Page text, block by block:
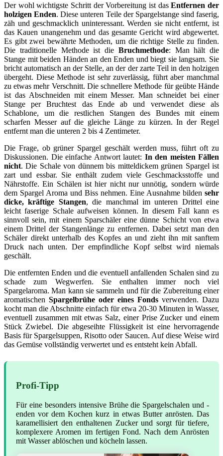
Der wohl wichtigste Schritt der Vorbereitung ist dasEntfernen der
holzigen Enden. Diese unteren Teile der Spargelstange sind faserig,
zäh und geschmacklich uninteressant. Werden sie nicht entfernt, ist
das Kauen unangenehm und das gesamte Gericht wird abgewertet.
Es gibt zwei bewährte Methoden, um die richtige Stelle zu finden.
Die traditionelle Methode ist die Bruchmethode: Man hält die
Stange mit beiden Händen an den Enden und biegt sie langsam. Sie
bricht automatisch an der Stelle, an der der zarte Teil in den holzigen
übergeht. Diese Methode ist sehr zuverlässig, führt aber manchmal
zu etwas mehr Verschnitt. Die schnellere Methode für geübte Hände
ist das Abschneiden mit einem Messer. Man schneidet bei einer
Stange per Bruchtest das Ende ab und verwendet diese als
Schablone, um die restlichen Stangen des Bundes mit einem
scharfen Messer auf die gleiche Länge zu kürzen. In der Regel
entfernt man die unteren 2 bis 4 Zentimeter.
Die Frage, ob grüner Spargel geschält werden muss, führt oft zu
Diskussionen. Die einfache Antwort lautet: In den meisten Fällen
nicht. Die Schale von dünnem bis mitteldickem grünen Spargel ist
zart und essbar. Sie enthält zudem viele Geschmacksstoffe und
Nährstoffe. Ein Schälen ist hier nicht nur unnötig, sondern würde
dem Spargel Aroma und Biss nehmen. Eine Ausnahme bilden sehr
dicke, kräftige Stangen, die manchmal im unteren Drittel eine
leicht faserige Schale aufweisen können. In diesem Fall kann es
sinnvoll sein, mit einem Sparschäler eine dünne Schicht von etwa
einem Drittel der Stangenlänge zu entfernen. Dabei setzt man den
Schäler direkt unterhalb des Kopfes an und zieht ihn mit sanftem
Druck nach unten. Der empfindliche Kopf selbst wird niemals
geschält.
Die entfernten Enden und die eventuell anfallenden Schalen sind zu
schade zum Wegwerfen. Sie enthalten immer noch viel
Spargelaroma. Man kann sie sammeln und für die Zubereitung einer
aromatischen Spargelbrühe oder eines Fonds verwenden. Dazu
kocht man die Abschnitte einfach für etwa 20-30 Minuten in Wasser,
eventuell zusammen mit etwas Salz, einer Prise Zucker und einem
Stück Zwiebel. Die abgeseihte Flüssigkeit ist eine hervorragende
Basis für Spargelsuppen, Risotto oder Saucen. Auf diese Weise wird
das Gemüse vollständig verwertet und es entsteht kein Abfall.
Profi-Tipp
Für eine besonders intensive Brühe die Spargelschalen und -
enden vor dem Kochen kurz in etwas Butter anrösten. Das
karamellisiert den enthaltenen Zucker und sorgt für tiefere,
komplexere Aromen im fertigen Fond. Nach dem Anrösten
mit Wasser ablöschen und köcheln lassen.